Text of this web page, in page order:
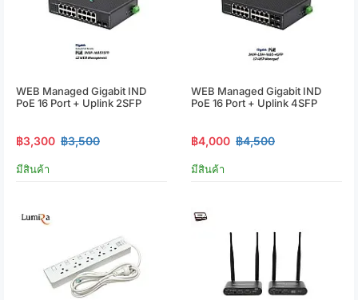
WEB Managed Gigabit IND
PoE 16 Port + Uplink 2SFP
฿3,300 ฿3,500
มีสินค้า
WEB Managed Gigabit IND
PoE 16 Port + Uplink 4SFP
฿4,000 ฿4,500
มีสินค้า